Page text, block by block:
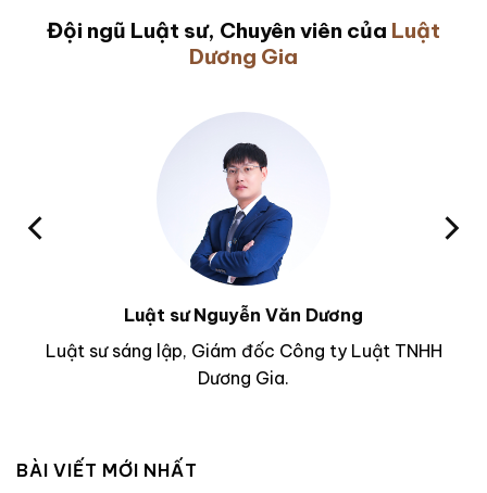
Đội ngũ Luật sư, Chuyên viên của Luật
Dương Gia
Luật sư Nguyễn Văn Dương
Luật sư sáng lập, Giám đốc Công ty Luật TNHH
Dương Gia.
BÀI VIẾT MỚI NHẤT